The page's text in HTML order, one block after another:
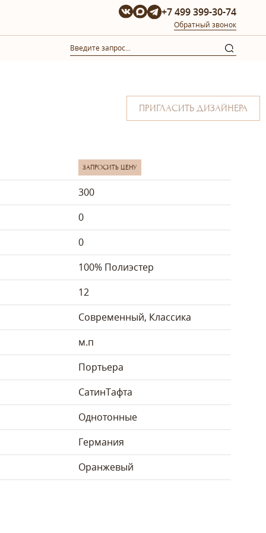
+7 499 399-30-74
Обратный звонок
ПРИГЛАСИТЬ ДИЗАЙНЕРА
ЗАПРОСИТЬ ЦЕНУ
300
0
0
100% Полиэстер
12
Современный, Классика
м.п
Портьера
СатинТафта
Однотонные
Германия
Оранжевый